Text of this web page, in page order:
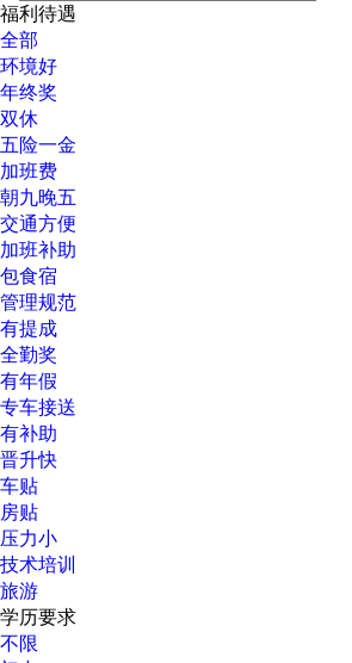
福利待遇
全部
环境好
年终奖
双休
五险一金
加班费
朝九晚五
交通方便
加班补助
包食宿
管理规范
有提成
全勤奖
有年假
专车接送
有补助
晋升快
车贴
房贴
压力小
技术培训
旅游
学历要求
不限